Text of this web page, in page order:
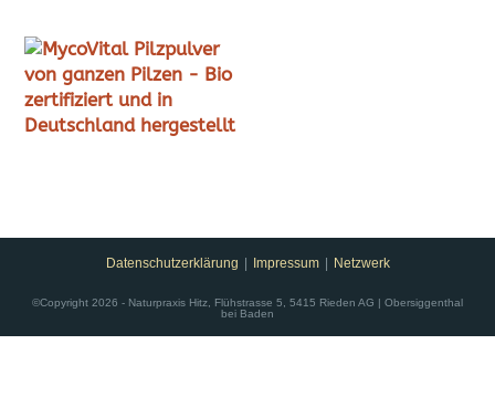
Datenschutzerklärung Impressum Netzwerk
©Copyright 2026 - Naturpraxis Hitz, Flühstrasse 5, 5415 Rieden AG | Obersiggenthal
bei Baden